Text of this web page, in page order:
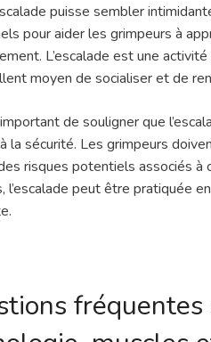
puisse sembler
pour aider les grimpeurs à
L’escalade est une
moyen de socialiser et de
de souligner que
la sécurité. Les grimpeurs
risques potentiels associés
l’escalade peut être pratiquée
fréquentes